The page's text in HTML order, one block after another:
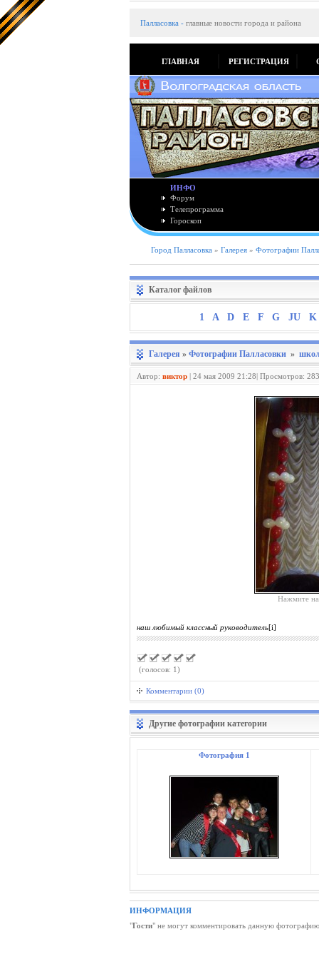
Палласовка - главные новости города и района
ГЛАВНАЯ РЕГИСТРАЦИЯ
ИНФО
Форум
Телепрограмма
Гороскоп
Город Палласовка » Галерея » Фотографии
Каталог файлов
1 A D E F G JU K
Галерея » Фотографии Палласовки »
Автор: виктор | 24 мая 2009 21:28| Просмотров:
Нажмите
наш любимый классный руководитель[i]
(голосов: 1)
Комментарии (0)
Другие фотографии категории
Фотография 1
ИНФОРМАЦИЯ
"Гости" не могут комментировать данную фотографию.